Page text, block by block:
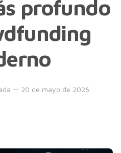
profundo
— 20 de mayo de 2026